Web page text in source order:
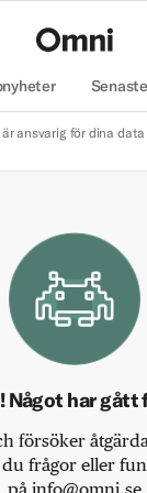
ansvarig för dina
Något har gått
försöker
frågor eller